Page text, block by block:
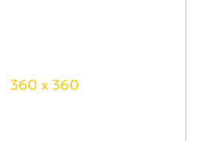
360 x 360